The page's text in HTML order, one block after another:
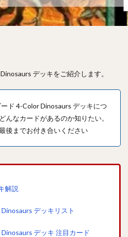
デッキをご紹介します。
ド 4-Color Dinosaurs デッキにつ
んなカードがあるのか知りたい。
後までお付き合いください
解説
デッキリスト
デッキ 注目カード